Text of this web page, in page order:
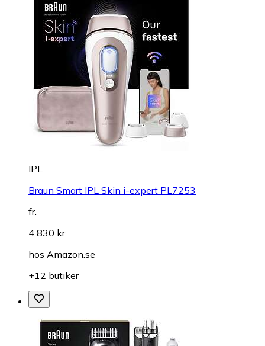
IPL
Braun Smart IPL Skin i-expert PL7253
fr.
4 830 kr
hos Amazon.se
+12 butiker